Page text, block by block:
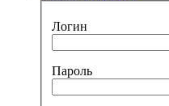
Логин
Пароль